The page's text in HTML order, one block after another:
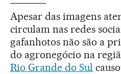
Apesar das imagens
circulam nas redes
gafanhotos não são a
do agronegócio na
Rio Grande do Sul